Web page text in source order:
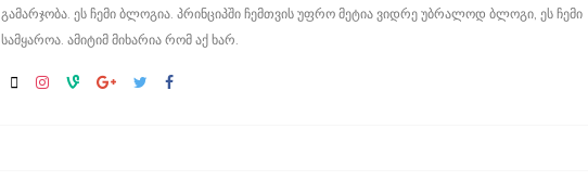
გამარჯობა. ეს ჩემი ბლოგია. პრინციპში ჩემთვის უფრო მეტია ვიდრე უბრალოდ ბლოგი, ეს ჩემი
სამყაროა. ამიტიმ მიხარია რომ აქ ხარ.